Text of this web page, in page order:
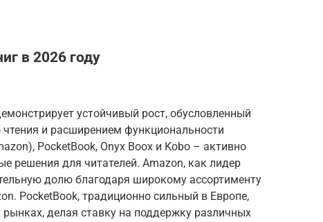
в 2026 году
устойчивый рост, обусловленный
и расширением функциональности
PocketBook, Onyx Boox и Kobo – активно
решения для читателей. Amazon, как лидер
долю благодаря широкому ассортименту
PocketBook, традиционно сильный в Европе,
рынках, делая ставку на поддержку различных